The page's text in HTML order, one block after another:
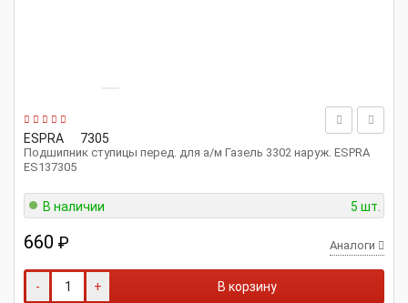
ESPRA 7305
Подшипник ступицы перед. для а/м Газель 3302 наруж. ESPRA
ES137305
В наличии 5 шт.
660 ₽ Аналоги
- + В корзину